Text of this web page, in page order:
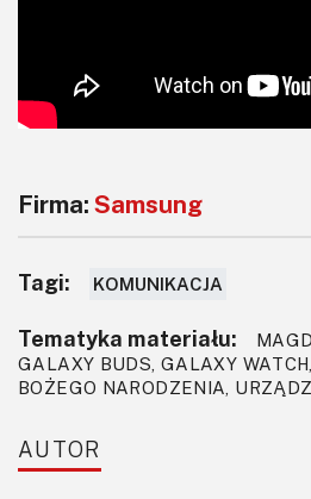
Firma: Samsung
Tagi: KOMUNIKACJA
Tematyka materiału:
GALAXY BUDS, GALAXY
BOŻEGO NARODZENIA,
AUTOR